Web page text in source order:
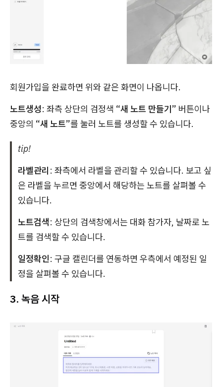
회원가입을 완료하면 위와 같은 화면이 나옵니다.
노트생성: 좌측 상단의 검정색 “새 노트 만들기” 버튼이나
중앙의 “새 노트”를 눌러 노트를 생성할 수 있습니다.
tip!
라벨관리 : 좌측에서 라벨을 관리할 수 있습니다. 보고 싶
은 라벨을 누르면 중앙에서 해당하는 노트를 살펴볼 수
있습니다.
노트검색: 상단의 검색창에서는 대화 참가자, 날짜로 노
트를 검색할 수 있습니다.
일정확인: 구글 캘린더를 연동하면 우측에서 예정된 일
정을 살펴볼 수 있습니다.
3. 녹음 시작